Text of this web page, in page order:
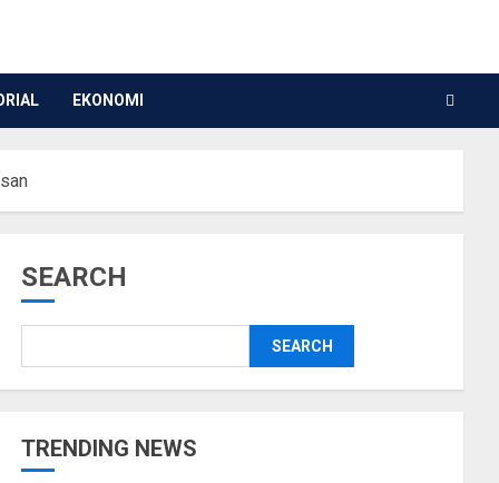
EKONOMI
SEARCH
SEARCH
TRENDING NEWS